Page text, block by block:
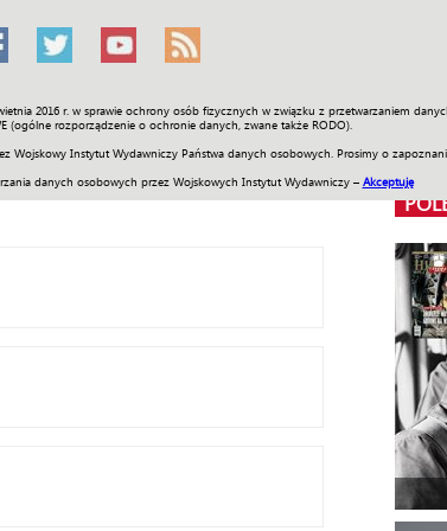
2016 r. w sprawie ochrony osób fizycznych w związku z przetwarzaniem
(ogólne rozporządzenie o ochronie danych, zwane także RODO).
Wojskowy Instytut Wydawniczy Państwa danych osobowych. Prosimy o
danych osobowych przez Wojskowych Instytut Wydawniczy – Akceptuję
Sport Historia Galerie Wideo ENGLISH SKLEP